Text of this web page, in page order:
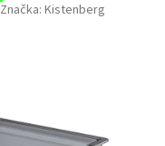
Značka:Kistenberg